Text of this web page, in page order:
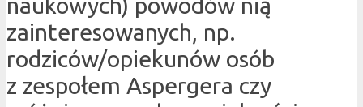
zainteresowanych, np.
rodziców/opiekunów osób
z zespołem Aspergera czy